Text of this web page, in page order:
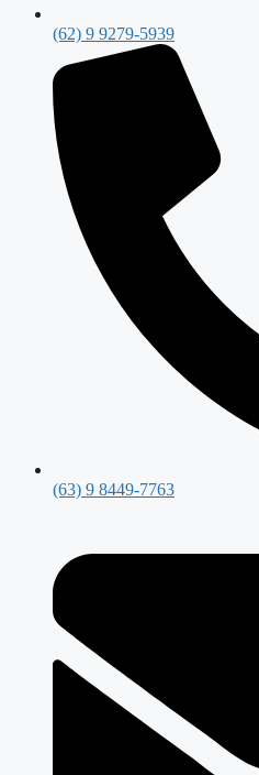
(62) 9 9279-5939
(63) 9 8449-7763